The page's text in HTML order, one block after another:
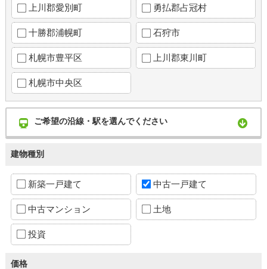
上川郡愛別町 勇払郡占冠村
十勝郡浦幌町 石狩市
札幌市豊平区 上川郡東川町
札幌市中央区
ご希望の沿線・駅を選んでください
建物種別
新築一戸建て 中古一戸建て
中古マンション 土地
投資
価格